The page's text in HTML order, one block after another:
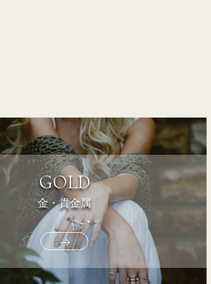
GOLD
金・貴金属